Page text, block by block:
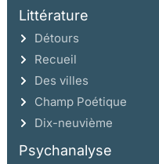
Littérature
Détours
Recueil
Des villes
Champ Poétique
Dix-neuvième
Psychanalyse